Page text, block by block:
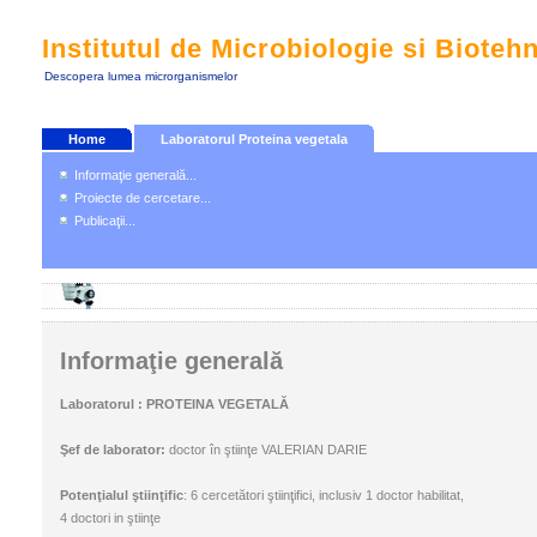
Institutul de Microbiologie si
Descopera lumea microrganismelor
Home Laboratorul Proteina vegetala
Informaţie generală...
Proiecte de cercetare...
Publicaţii...
Informaţie generală
Laboratorul : PROTEINA VEGETALĂ
Şef de laborator: doctor în ştiinţe VALERIAN DARIE
Potenţialul ştiinţific: 6 cercetători ştiinţifici, inclusiv 1 doctor habilitat,
4 doctori in ştiinţe